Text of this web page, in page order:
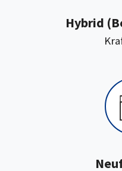
Hybrid